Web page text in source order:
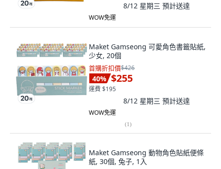
8/12 星期三 預計送達
WOW免運
Maket Gamseong 可愛角色書籤貼紙,
少女, 20個
首購折扣價$426
40% $255
運費 $195
8/12 星期三 預計送達
WOW免運
(1)
Maket Gamseong 動物角色貼紙便條
紙, 30個, 兔子, 1入